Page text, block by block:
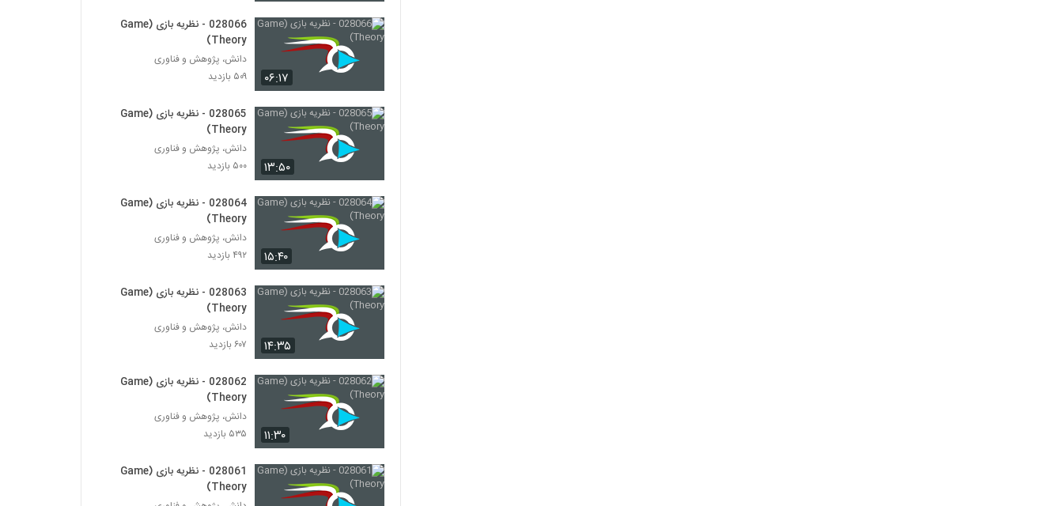
028024 - نظریه پیچیدگی (Complexity
Theory)
۴۵۲ بازدید
Theory)
۴۸۳ بازدید
028026 - نظریه پیچیدگی (Complexity
Theory)
۵۶۷ بازدید
Theory)
۴۸۴ بازدید
028028 - نظریه پیچیدگی (Complexity
Theory)
۴۵۸ بازدید
Theory)
۴۵۱ بازدید
028030 - نظریه سیستم ها (Systems
Theory)
۴۹۳ بازدید
028031 - نظریه سیستم ها (Systems
Theory)
۰۶:۱۷
028066 - نظریه بازی (Game
Theory)
دانش، پژوهش و فناوری
۵۰۹ بازدید
۱۳:۵۰
028065 - نظریه بازی (Game
Theory)
دانش، پژوهش و فناوری
۵۰۰ بازدید
۱۵:۴۰
028064 - نظریه بازی (Game
Theory)
دانش، پژوهش و فناوری
۴۹۲ بازدید
۱۴:۳۵
028063 - نظریه بازی (Game
Theory)
دانش، پژوهش و فناوری
۶۰۷ بازدید
۱۱:۳۰
028062 - نظریه بازی (Game
Theory)
دانش، پژوهش و فناوری
۵۳۵ بازدید
028061 - نظریه بازی (Game
Theory)